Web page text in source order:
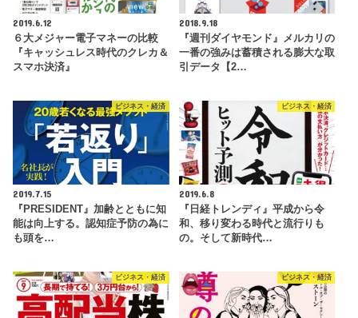
2019.6.12
６大メジャー電子マネーの比較
『キャッシュレス時代のクレカ＆
スマホ決済』
2018.9.18
『週刊ダイヤモンド』メルカリの
一番の強みは蓄積される膨大な取
引データ【2…
ビジネス・経済
2019.7.15
『PRESIDENT』加齢とともに知
能は向上する。認知症予防の為に
も頭を…
ビジネス・経済
2019.6.8
『日経トレンディ』平成から令
和、移り変わる時代と流行りも
の。そして新時代…
ビジネス・経済 ビジネス・経済